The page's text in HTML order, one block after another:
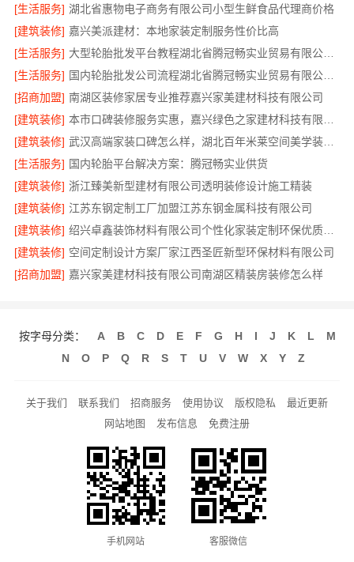
[生活服务] 湖北省惠物电子商务有限公司小型生鲜食品代理商价格
[建筑装修] 嘉兴美派建材：本地家装定制服务性价比高
[生活服务]
大型轮胎批发平台教程湖北省腾冠畅实业贸易有限公司采购指南
[生活服务]
国内轮胎批发公司流程湖北省腾冠畅实业贸易有限公司规范交易
[招商加盟] 南湖区装修家居专业推荐嘉兴家美建材科技有限公司
[建筑装修]
[建筑装修]
武汉高端家装口碑怎么样，湖北百年米莱空间美学装饰材料有限公司实力说话
[生活服务] 国内轮胎平台解决方案：腾冠畅实业供货
[建筑装修] 浙江臻美新型建材有限公司透明装修设计施工精装
[建筑装修] 江苏东钢定制工厂加盟江苏东钢金属科技有限公司
[建筑装修]
绍兴卓鑫装饰材料有限公司个性化家装定制环保优质材料
[建筑装修] 空间定制设计方案厂家江西圣匠新型环保材料有限公司
[招商加盟] 嘉兴家美建材科技有限公司南湖区精装房装修怎么样
按字母分类： A B C D E F G H I J K L
M
N
O P Q R S T U V W X Y Z
关于我们 联系我们 招商服务 使用协议 版权隐私
最近更新
网站地图
发布信息 免费注册
手机网站 客服微信